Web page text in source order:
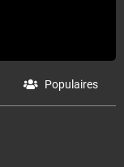
Populaires